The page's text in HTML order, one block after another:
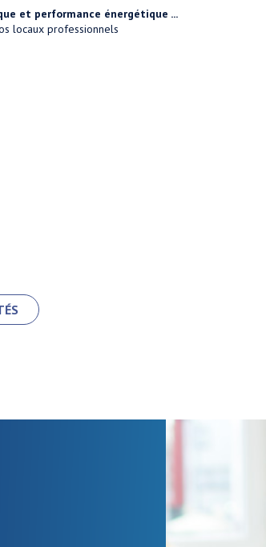
et performance énergétique ...
locaux professionnels